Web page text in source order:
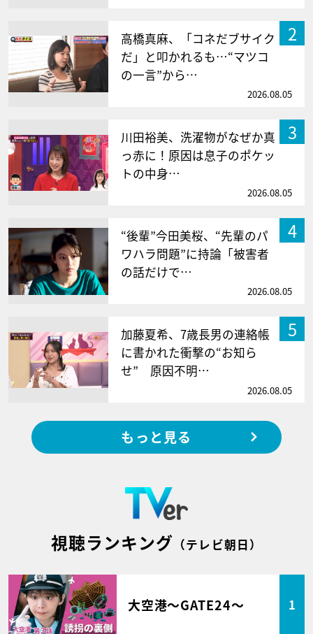
2
高橋真麻、「コネだブサイク
だ」と叩かれるも…“マツコ
の一言”から…
2026.08.05
3
川田裕美、洗濯物がなぜか真
っ赤に！原因は息子のポケッ
トの中身…
2026.08.05
4
“後輩”今田美桜、“先輩のパ
ワハラ問題”に持論「被害者
の話だけで…
2026.08.05
5
加藤夏希、7歳長男の連絡帳
に書かれた衝撃の“お知ら
せ” 原因不明…
2026.08.05
もっと見る
視聴ランキング （テレビ朝日）
大空港～GATE24～ 1